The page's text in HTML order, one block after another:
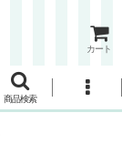
カート
商品検索